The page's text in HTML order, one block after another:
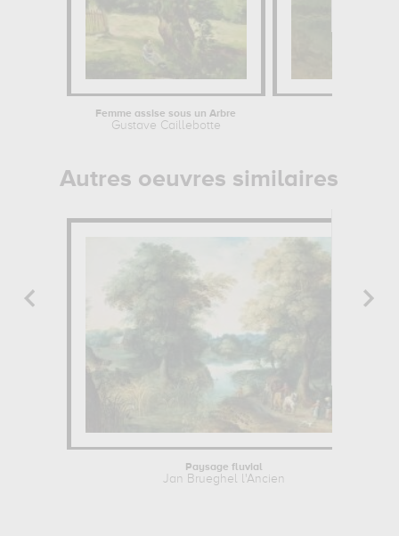
Femme assise sous un Arbre
Gustave Caillebotte
Autres oeuvres similaires
Paysage fluvial
Jan Brueghel l'Ancien